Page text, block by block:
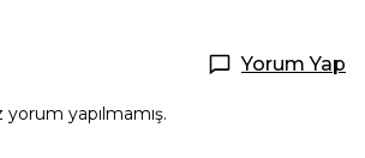
Yorum Yap
yapılmamış.